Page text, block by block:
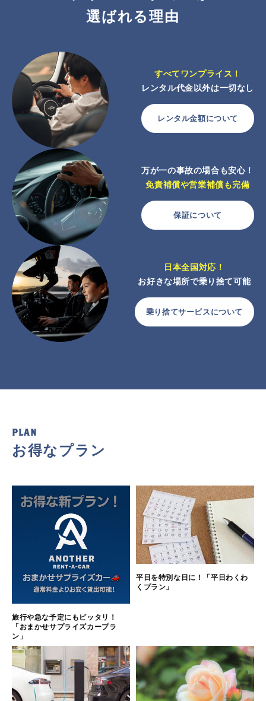
選ばれる理由
すべてワンプライス！
レンタル代金以外は一切なし
レンタル金額について
万が一の事故の場合も安心！
免責補償や営業補償も完備
保証について
日本全国対応！
お好きな場所で乗り捨て可能
乗り捨てサービスについて
PLAN
お得なプラン
旅行や急な予定にもピッタリ！
「おまかせサプライズカープラ
ン」
平日を特別な日に！「平日わくわ
くプラン」